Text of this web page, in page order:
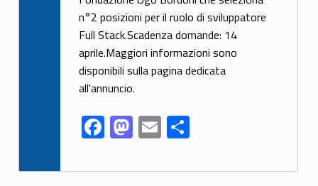
b
o
o
k
d
o
n
l e
n°2 posizioni per il ruolo di sviluppatore
Full Stack.Scadenza domande: 14
aprile.Maggiori informazioni sono
disponibili sulla pagina dedicata
all'annuncio.
F
ac
e
M
as
to
E
m
ai
S
h
ar